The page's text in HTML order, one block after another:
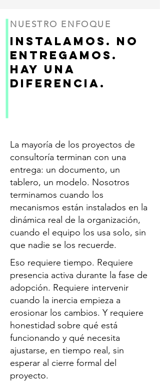
NUESTRO ENFOQUE
Instalamos. No
entregamos.
Hay una
diferencia.
La mayoría de los proyectos de
consultoría terminan con una
entrega: un documento, un
tablero, un modelo. Nosotros
terminamos cuando los
mecanismos están instalados en la
dinámica real de la organización,
cuando el equipo los usa solo, sin
que nadie se los recuerde.
Eso requiere tiempo. Requiere
presencia activa durante la fase de
adopción. Requiere intervenir
cuando la inercia empieza a
erosionar los cambios. Y requiere
honestidad sobre qué está
funcionando y qué necesita
ajustarse, en tiempo real, sin
esperar al cierre formal del
proyecto.